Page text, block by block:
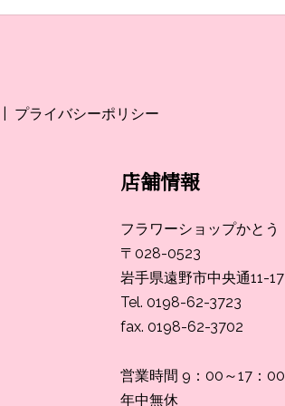
プライバシーポリシー
店舗情報
フラワーショップかとう
〒028-0523
岩手県遠野市中央通11-17
Tel. 0198-62-3723
fax. 0198-62-3702
営業時間 9：00～17：00
年中無休